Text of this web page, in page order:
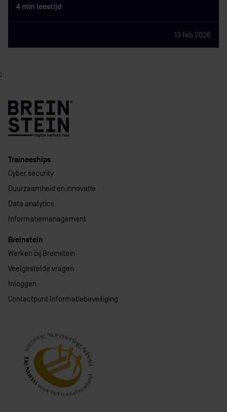
4 min leestijd
13 feb 2026
;
Traineeships
Cyber security
Duurzaamheid en innovatie
Data analytics
Informatiemanagement
Breinstein
Werken bij Breinstein
Veelgestelde vragen
Inloggen
Contactpunt Informatiebeveiliging